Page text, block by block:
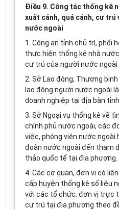
Điều 9. Công tác thống kê
xuất cảnh, quá cảnh, cư
nước ngoài
1. Công an tỉnh chủ trì, phối
thực hiện thống kê nhà
cư trú của người nước ngoài
2. Sở Lao động, Thương
lao động người nước ngoài
doanh nghiệp tại địa bàn
3. Sở Ngoại vụ thống kê về
chính phủ nước ngoài, các
việc, phóng viên nước ngoài
đoàn nước ngoài đến tham
thảo quốc tế tại địa phương.
4. Các cơ quan, đơn vị có
cấp huyện thống kê số liệu
với các tổ chức, đơn vị trực
cư trú tại địa phương theo